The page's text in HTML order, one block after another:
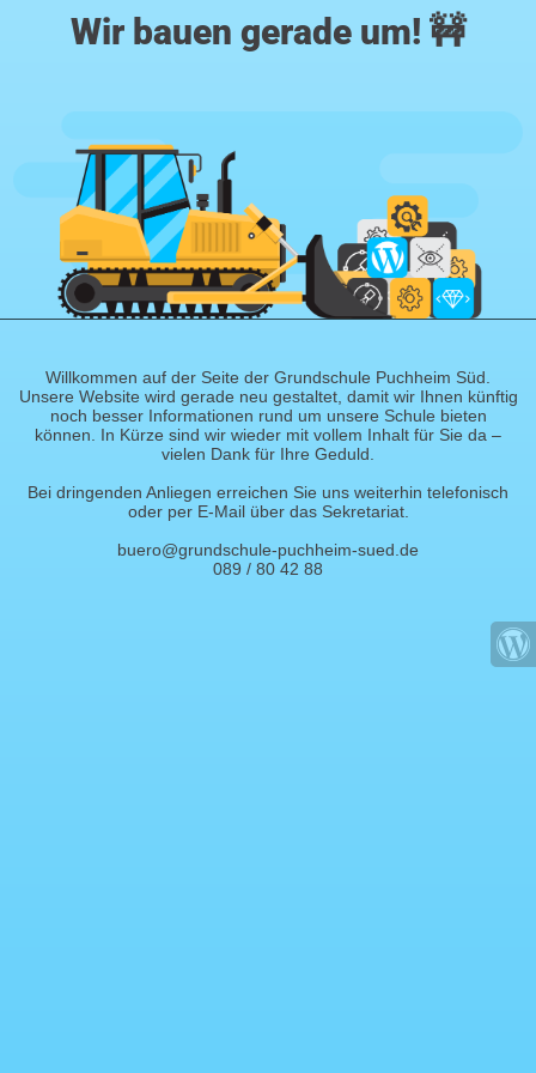
Wir bauen gerade um! 🚧
Willkommen auf der Seite der Grundschule Puchheim Süd.
Unsere Website wird gerade neu gestaltet, damit wir Ihnen künftig
noch besser Informationen rund um unsere Schule bieten
können. In Kürze sind wir wieder mit vollem Inhalt für Sie da –
vielen Dank für Ihre Geduld.
Bei dringenden Anliegen erreichen Sie uns weiterhin telefonisch
oder per E-Mail über das Sekretariat.
buero@grundschule-puchheim-sued.de
089 / 80 42 88